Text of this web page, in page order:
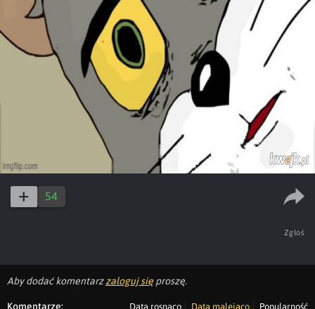
54
Zgłoś
Aby dodać komentarzzaloguj się proszę.
Komentarze: Data rosnąco Data malejąco Popularność